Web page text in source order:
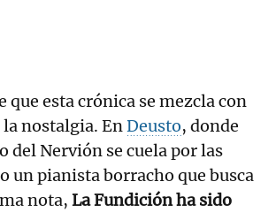
que esta crónica se mezcla con
nostalgia. EnDeusto, donde
del Nervión se cuela por las
un pianista borracho que busca
nota, La Fundición ha sido